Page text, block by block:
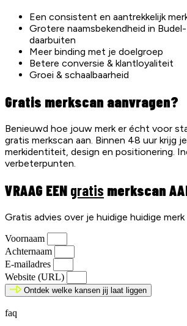
Een consistent en aantrekkelijk
Grotere naamsbekendheid in
daarbuiten
Meer binding met je doelgroep
Betere conversie & klantloyaliteit
Groei & schaalbaarheid
Gratis merkscan aanvragen?
Benieuwd hoe jouw merk er écht voor
gratis merkscan aan. Binnen 48 uur krijg
merkidentiteit, design en positionering.
verbeterpunten.
VRAAG EEN gratis merkscan
Gratis advies over je huidige huidige merk
Voornaam
Achternaam
E-mailadres
Website (URL)
Ontdek welke kansen jij laat liggen
faq